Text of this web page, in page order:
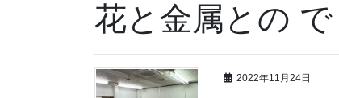
花と金属との
2022年11月24日